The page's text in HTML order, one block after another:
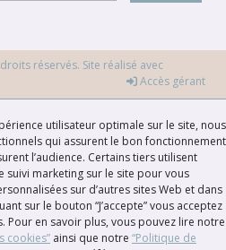
droits réservés. Site réalisé avec
Accès gérant
utilisateur optimale sur le site, nous
qui assurent le bon fonctionnement
l’audience. Certains tiers utilisent
suivi marketing sur le site pour vous
sur d’autres sites Web et dans
sur le bouton “J’accepte” vous acceptez
Pour en savoir plus, vous pouvez lire notre
cookies” ainsi que notre “Politique de